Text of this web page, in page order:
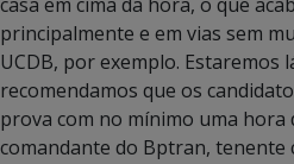
principalmente e em vias sem
UCDB, por exemplo. Estaremos
recomendamos que os
prova com no mínimo uma hora
comandante do Bptran, tenente